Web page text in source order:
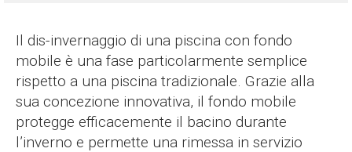
Il dis-invernaggio di una piscina con fondo
mobile è una fase particolarmente semplice
rispetto a una piscina tradizionale. Grazie alla
sua concezione innovativa, il fondo mobile
protegge efficacemente il bacino durante
l’inverno e permette una rimessa in servizio